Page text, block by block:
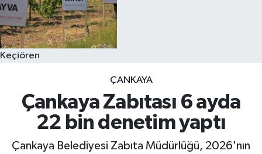
Keçiören
ÇANKAYA
Çankaya Zabıtası 6 ayda
22 bin denetim yaptı
Çankaya Belediyesi Zabıta Müdürlüğü, 2026'nın